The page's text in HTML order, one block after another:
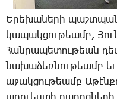
Ե­րե­խա­նե­րի
կա­պակ­ցու­թեամբ,
­­Հան­րա­պե­տու­թեան
նա­խա­ձեռ­նու­թեամբ
ա­ջակ­ցու­թեամբ